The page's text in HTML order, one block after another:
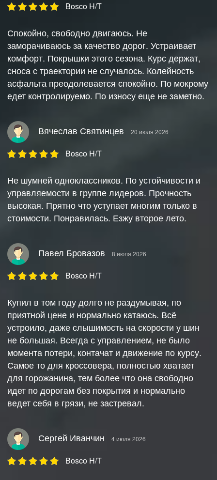
Bosco H/T
Спокойно, свободно двигаюсь. Не
заморачиваюсь за качество дорог. Устраивает
комфорт. Покрышки этого сезона. Курс держат,
сноса с траектории не случалось. Колейность
асфальта преодолевается спокойно. По мокрому
едет контролируемо. По износу еще не заметно.
Вячеслав Святинцев 20 июля 2026
Bosco H/T
Не шумней одноклассников. По устойчивости и
управляемости в группе лидеров. Прочность
высокая. Прятно что уступает многим только в
стоимости. Понравилась. Езжу второе лето.
Павел Бровазов 8 июля 2026
Bosco H/T
Купил в том году долго не раздумывая, по
приятной цене и нормально катаюсь. Всё
устроило, даже слышимость на скорости у шин
не большая. Всегда с управлением, не было
момента потери, контачат и движение по курсу.
Самое то для кроссовера, полностью хватает
для горожанина, тем более что она свободно
идет по дорогам без покрытия и нормально
ведет себя в грязи, не застревал.
Сергей Иванчин 4 июля 2026
Bosco H/T